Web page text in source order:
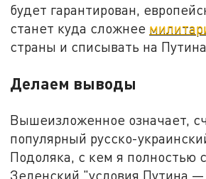
будет гарантирован,
станет куда сложнее
страны и списывать на
Делаем выводы
Вышеизложенное означает,
популярный русско-
Подоляка, с кем я полностью
Зеленский "условия Путина